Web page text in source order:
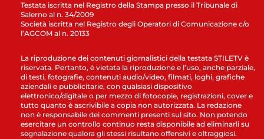
Testata iscritta nel Registro della Stampa presso il Tribunale di
Salerno al n. 34/2009
Società iscritta nel Registro degli Operatori di Comunicazione c/o
l’AGCOM al n. 20133
La riproduzione dei contenuti giornalistici della testata STILETV è
riservata. Pertanto, è vietata la riproduzione e l’uso, anche parziale,
di testi, fotografie, contenuti audio/video, filmati, loghi, grafiche
aziendali e pubblicitarie, con qualsiasi dispositivo
elettronico/digitale o per mezzo di fotocopie, registrazioni, cover e
tutto quanto è ascrivibile a copia non autorizzata. La redazione
non è responsabile dei commenti presenti sul sito. Non potendo
esercitare un controllo continuo resta disponibile ad eliminarli su
segnalazione qualora gli stessi risultano offensivi e oltraggiosi.